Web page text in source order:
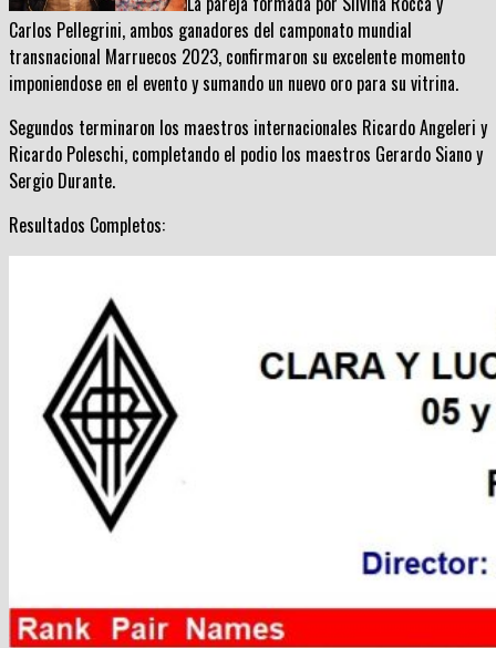
Carlos Pellegrini, ambos ganadores del camponato mundial
transnacional Marruecos 2023, confirmaron su excelente momento
imponiendose en el evento y sumando un nuevo oro para su vitrina.
Segundos terminaron los maestros internacionales Ricardo Angeleri y
Ricardo Poleschi, completando el podio los maestros Gerardo Siano y
Sergio Durante.
Resultados Completos: